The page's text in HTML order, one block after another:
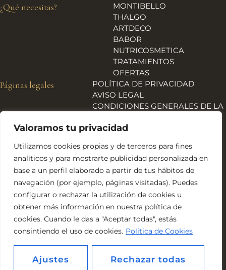
Valoramos tu privacidad
Utilizamos cookies propias y de terceros para fines
analíticos y para mostrarte publicidad personalizada en
base a un perfil elaborado a partir de tus hábitos de
navegación (por ejemplo, páginas visitadas). Puedes
configurar o rechazar la utilización de cookies u
obtener más información en nuestra política de
cookies. Cuando le das a "Aceptar todas", estás
consintiendo el uso de cookies. Política de Cookies
Ajustes Rechazar todas
¿Qué necesitas?
MONTIBELLO
THALGO
ARTDECO
BABOR
NUTRICOSMETICA
TRATAMIENTOS
OFERTAS
Páginas legales
POLÍTICA DE PRIVACIDAD
AVISO LEGAL
CONDICIONES GENERALES DE LA
ENVÍOS, DEVOLUCIONES Y
POLÍTICA DE COOKIES
DECLARACIÓN DE
ACCESIBILIDAD
Financiado por la Unión Europea – NextGeneration EU